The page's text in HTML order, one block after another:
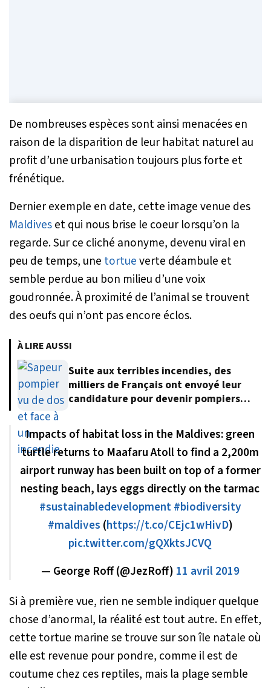
De nombreuses espèces sont ainsi menacées en
raison de la disparition de leur habitat naturel au
profit d’une urbanisation toujours plus forte et
frénétique.
Dernier exemple en date, cette image venue des
Maldiveset qui nous brise le coeur lorsqu’on la
regarde. Sur ce cliché anonyme, devenu viral en
peu de temps, une tortueverte déambule et
semble perdue au bon milieu d’une voix
goudronnée. À proximité de l’animal se trouvent
des oeufs qui n’ont pas encore éclos.
À LIRE AUSSI
Suite aux terribles incendies, des
milliers de Français ont envoyé leur
candidature pour devenir pompiers
Impacts of habitat loss in the Maldives: green
turtle returns to Maafaru Atoll to find a 2,200m
airport runway has been built on top of a former
nesting beach, lays eggs directly on the tarmac
#sustainabledevelopment#biodiversity
#maldives (https://t.co/CEjc1wHivD)
pic.twitter.com/gQXktsJCVQ
— George Roff (@JezRoff) 11 avril 2019
Si à première vue, rien ne semble indiquer quelque
chose d’anormal, la réalité est tout autre. En effet,
cette tortue marine se trouve sur son île natale où
elle est revenue pour pondre, comme il est de
coutume chez ces reptiles, mais la plage semble